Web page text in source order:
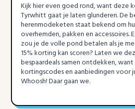
Kijk hier even goed rond, want deze
Tyrwhitt gaat je laten glunderen. De
herenmodeketen staat bekend om
overhemden, pakken en accessoires.
zou je de volle pond betalen als je
15% korting kan scoren? Laten we
bespaardeals samen ontdekken,
kortingscodes en aanbiedingen voor
Whoosh! Daar gaan we.